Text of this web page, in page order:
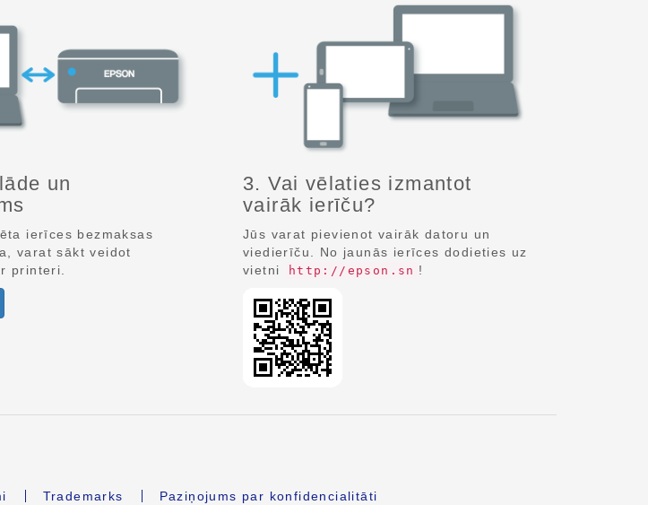
un
ierīces bezmaksas
varat sākt veidot
printeri.
3. Vai vēlaties izmantot
vairāk ierīču?
Jūs varat pievienot vairāk datoru un
viedierīču. No jaunās ierīces dodieties uz
vietni
http://epson.sn !
Trademarks Paziņojums par konfidencialitāti